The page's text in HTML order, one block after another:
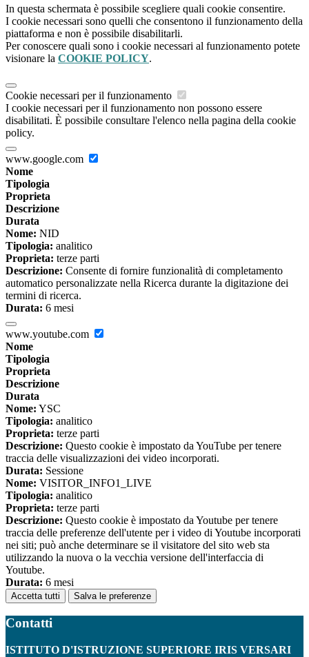
In questa schermata è possibile scegliere quali cookie consentire.
I cookie necessari sono quelli che consentono il funzionamento della
piattaforma e non è possibile disabilitarli.
Per conoscere quali sono i cookie necessari al funzionamento potete
visionare la COOKIE POLICY.
Cookie necessari per il funzionamento
I cookie necessari per il funzionamento non possono essere
disabilitati. È possibile consultare l'elenco nella pagina della cookie
policy.
www.google.com
Nome
Tipologia
Proprieta
Descrizione
Durata
Nome: NID
Tipologia: analitico
Proprieta: terze parti
Descrizione: Consente di fornire funzionalità di completamento
automatico personalizzate nella Ricerca durante la digitazione dei
termini di ricerca.
Durata: 6 mesi
www.youtube.com
Nome
Tipologia
Proprieta
Descrizione
Durata
Nome: YSC
Tipologia: analitico
Proprieta: terze parti
Descrizione: Questo cookie è impostato da YouTube per tenere
traccia delle visualizzazioni dei video incorporati.
Durata: Sessione
Nome: VISITOR_INFO1_LIVE
Tipologia: analitico
Proprieta: terze parti
Descrizione: Questo cookie è impostato da Youtube per tenere
traccia delle preferenze dell'utente per i video di Youtube incorporati
nei siti; può anche determinare se il visitatore del sito web sta
utilizzando la nuova o la vecchia versione dell'interfaccia di
Youtube.
Durata: 6 mesi
Accetta tutti Salva le preferenze
Contatti
ISTITUTO D'ISTRUZIONE SUPERIORE IRIS VERSARI